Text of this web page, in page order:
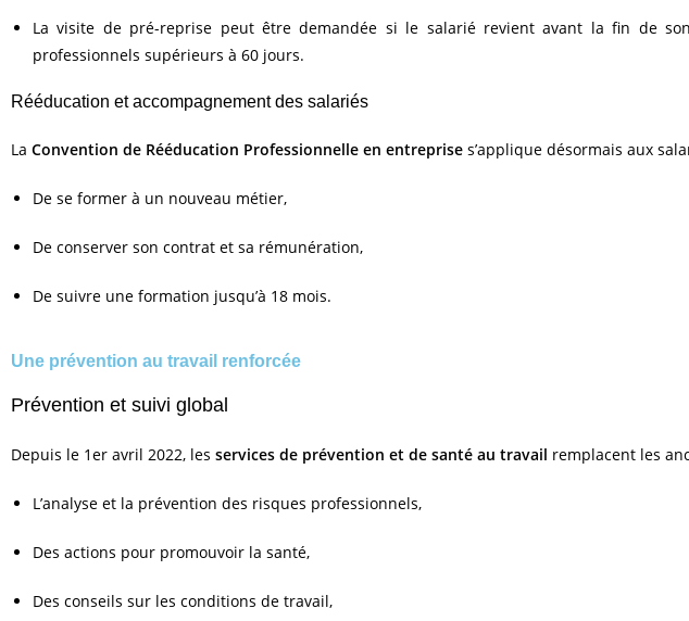
La visite de pré-reprise peut être demandée si le salarié revient avant la fin de
professionnels supérieurs à 60 jours.
Rééducation et accompagnement des salariés
La Convention de Rééducation Professionnelle en entreprise s’applique désormais aux
De se former à un nouveau métier,
De conserver son contrat et sa rémunération,
De suivre une formation jusqu’à 18 mois.
Une prévention au travail renforcée
Prévention et suivi global
Depuis le 1er avril 2022, les services de prévention et de santé au travail remplacent les
L’analyse et la prévention des risques professionnels,
Des actions pour promouvoir la santé,
Des conseils sur les conditions de travail,